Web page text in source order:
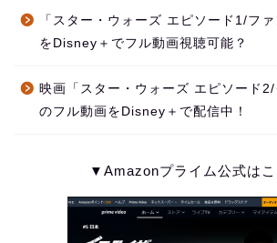
「スター・ウォーズ エピソード1/ファ
をDisney＋でフル動画視聴可能？
映画「スター・ウォーズ エピソード2/
のフル動画をDisney＋で配信中！
▼Amazonプライム公式は